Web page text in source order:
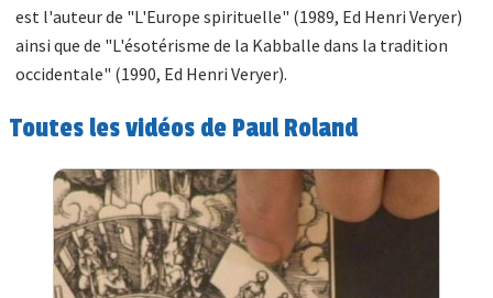
est l'auteur de "L'Europe spirituelle" (1989, Ed Henri Veryer)
ainsi que de "L'ésotérisme de la Kabballe dans la tradition
occidentale" (1990, Ed Henri Veryer).
Toutes les vidéos de Paul Roland